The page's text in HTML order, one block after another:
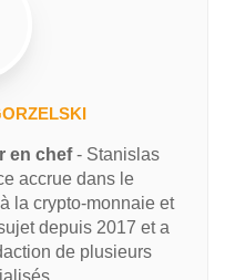
en chef- Stanislas
accrue dans le
la crypto-monnaie et
depuis 2017 et a
de plusieurs